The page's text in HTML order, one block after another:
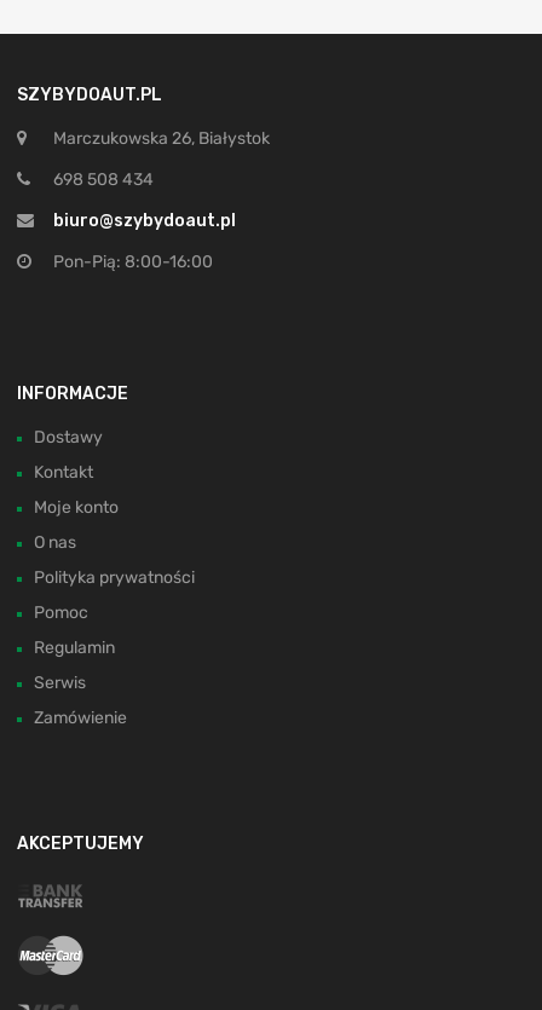
SZYBYDOAUT.PL
Marczukowska 26, Białystok
698 508 434
biuro@szybydoaut.pl
Pon-Pią: 8:00-16:00
INFORMACJE
Dostawy
Kontakt
Moje konto
O nas
Polityka prywatności
Pomoc
Regulamin
Serwis
Zamówienie
AKCEPTUJEMY